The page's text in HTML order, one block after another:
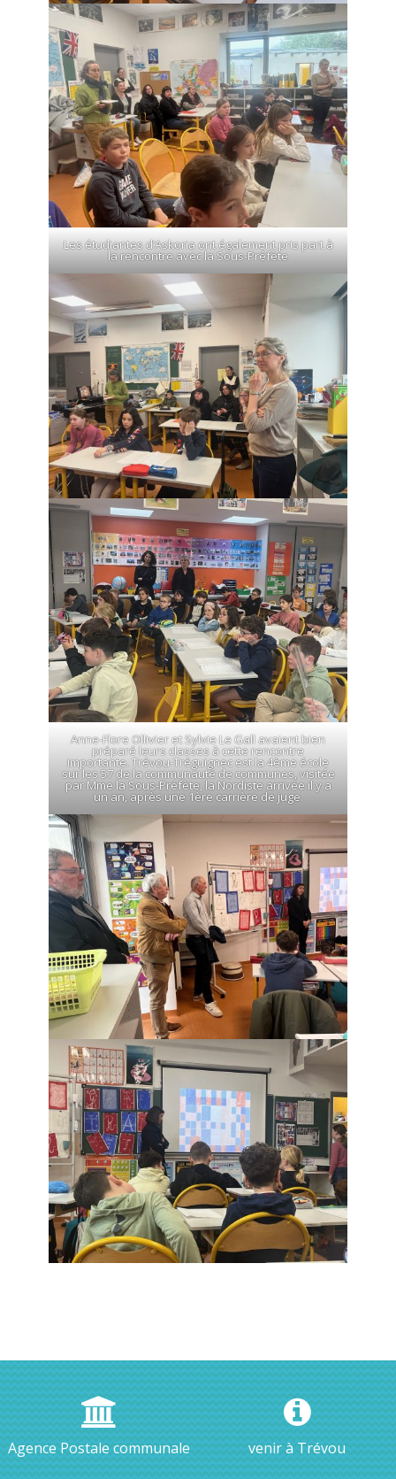
Les étudiantes d’Askoria ont également pris part à
la rencontre avec la Sous-Préfète
Anne-Flore Ollivier et Sylvie Le Gall avaient bien
préparé leurs classes à cette rencontre
importante. Trévou-Tréguignec est la 4ème école
sur les 57 de la communauté de communes, visitée
par Mme la Sous-Préfète, la Nordiste arrivée il y a
un an, après une 1ère carrière de juge.
Agence Postale communale venir à Trévou